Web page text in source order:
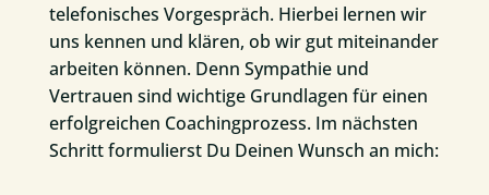
telefonisches Vorgespräch. Hierbei lernen wir
uns kennen und klären, ob wir gut miteinander
arbeiten können. Denn Sympathie und
Vertrauen sind wichtige Grundlagen für einen
erfolgreichen Coachingprozess. Im nächsten
Schritt formulierst Du Deinen Wunsch an mich: